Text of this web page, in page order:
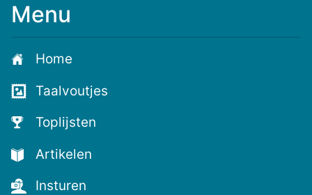
Menu
Home
Taalvoutjes
Toplijsten
Artikelen
Insturen